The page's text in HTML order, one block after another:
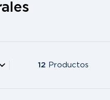
12 Productos